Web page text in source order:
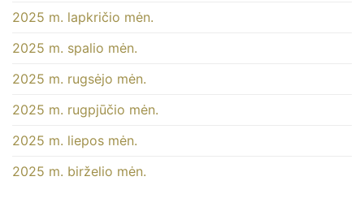
2025 m. lapkričio mėn.
2025 m. spalio mėn.
2025 m. rugsėjo mėn.
2025 m. rugpjūčio mėn.
2025 m. liepos mėn.
2025 m. birželio mėn.